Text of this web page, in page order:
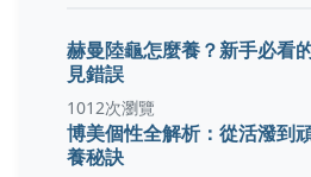
赫曼陸龜怎麼養？新手必看
見錯誤
1012次瀏覽
博美個性全解析：從活潑到
養秘訣